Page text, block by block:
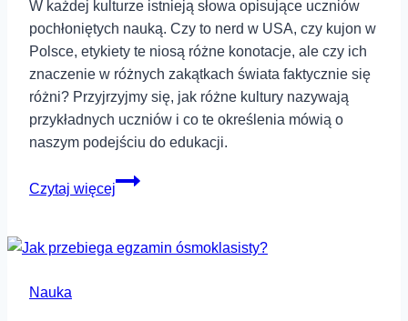
W każdej kulturze istnieją słowa opisujące uczniów
pochłoniętych nauką. Czy to nerd w USA, czy kujon w
Polsce, etykiety te niosą różne konotacje, ale czy ich
znaczenie w różnych zakątkach świata faktycznie się
różni? Przyjrzyjmy się, jak różne kultury nazywają
przykładnych uczniów i co te określenia mówią o
naszym podejściu do edukacji.
Czytaj więcej
Nerd
Jak
Nauka